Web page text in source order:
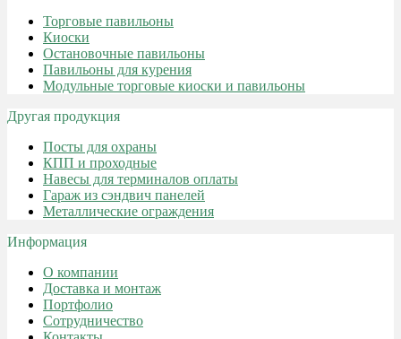
Торговые павильоны
Киоски
Остановочные павильоны
Павильоны для курения
Модульные торговые киоски и павильоны
Другая продукция
Посты для охраны
КПП и проходные
Навесы для терминалов оплаты
Гараж из сэндвич панелей
Металлические ограждения
Информация
О компании
Доставка и монтаж
Портфолио
Сотрудничество